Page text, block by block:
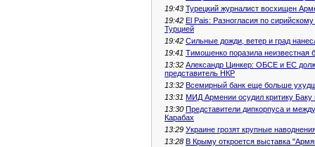
19:43 Турецкий журналист восхищен
19:42 El Pais: Разногласия по
Турцией
19:42 Сильные дожди, ветер и град
19:41 Тимошенко поразила неизвестная
13:32 Александр Цинкер: ОБСЕ и ЕС
представитель НКР
13:32 Всемирный банк еще больше
13:31 МИД Армении осудил критику Баку
13:30 Представители дипкорпуса и
Карабах
13:29 Украине грозят крупные
13:28 В Крыму откроется выставка